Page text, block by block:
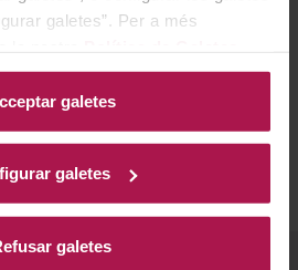
galetes”. Per a més
galetes
galetes
galetes
Blog